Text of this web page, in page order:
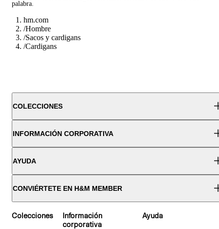
palabra.
hm.com
/Hombre
/Sacos y cardigans
/Cardigans
COLECCIONES
INFORMACIÓN CORPORATIVA
AYUDA
CONVIÉRTETE EN H&M MEMBER
Colecciones
Información
corporativa
Ayuda